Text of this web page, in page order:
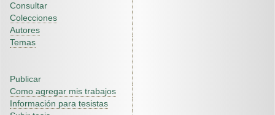
Consultar
Colecciones
Autores
Temas
Publicar
Como agregar mis trabajos
Información para tesistas